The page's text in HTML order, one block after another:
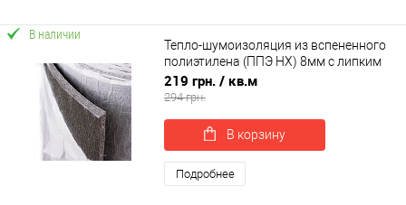
В наличии
Тепло-шумоизоляция из вспененного
полиэтилена (ППЭ НХ) 8мм с липким
слоем
219 грн. / кв.м
294 грн.
В корзину
Подробнее